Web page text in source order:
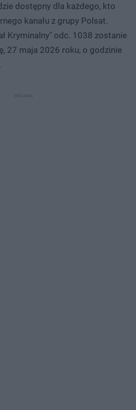
dostępny dla każdego, kto
kanału z grupy Polsat.
Kryminalny" odc. 1038 zostanie
27 maja 2026 roku, o godzinie